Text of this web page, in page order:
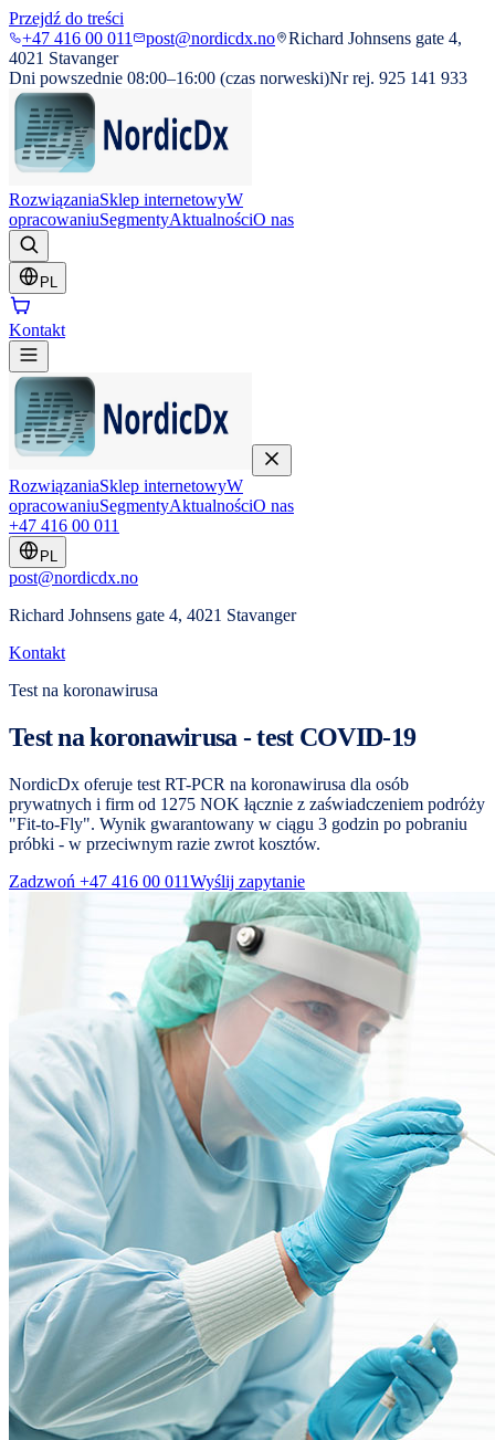
Przejdź do treści
+47 416 00 011
post@nordicdx.no
Richard Johnsens gate 4,
4021 Stavanger
Dni powszednie 08:00–16:00 (czas norweski)Nr rej. 925 141 933
RozwiązaniaSklep internetowyW
opracowaniuSegmentyAktualnościO nas
PL
Kontakt
RozwiązaniaSklep internetowyW
opracowaniuSegmentyAktualnościO nas
+47 416 00 011
PL
post@nordicdx.no
Richard Johnsens gate 4, 4021 Stavanger
Kontakt
Test na koronawirusa
Test na koronawirusa - test COVID-19
NordicDx oferuje test RT-PCR na koronawirusa dla osób
prywatnych i firm od 1275 NOK łącznie z zaświadczeniem podróży
"Fit-to-Fly". Wynik gwarantowany w ciągu 3 godzin po pobraniu
próbki - w przeciwnym razie zwrot kosztów.
Zadzwoń +47 416 00 011Wyślij zapytanie